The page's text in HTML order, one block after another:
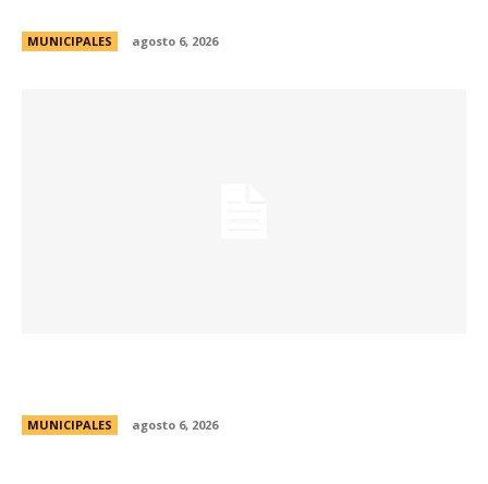
MUNICIPALES agosto 6, 2026
MUNICIPALES agosto 6, 2026